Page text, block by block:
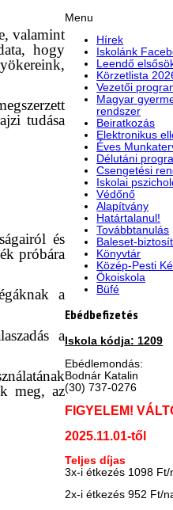
valamint
hogy
tudása
és
próbára
a
a
meg, az
Menu
Hírek
Iskolánk
Leendő
Körzetlista
Vezetői
Magyar
rendszer
Beiratkozás
Elektronikus
Éves
Délutáni
Csengetési
Iskolai
Védőnő
Alapítvány
Határtalanul!
Továbbtanulás
Baleset-
Könyvtár
Közép-Pesti
Ökoiskola
Büfé
Ebédbefizetés
Iskola kódja: 1209
Ebédlemondás:
Bodnár Katalin
(30) 737-0276
FIGYELEM!
2025.11.01-től
Teljes díjas
3x-i étkezés 1098 Ft/
2x-i étkezés 952 Ft/